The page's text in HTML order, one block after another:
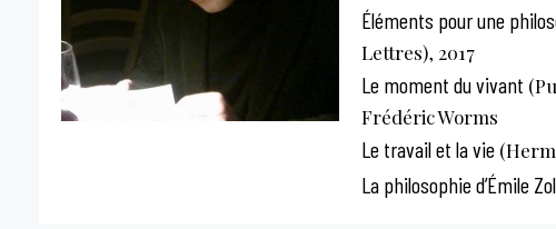
Éléments pour une
Lettres), 2017
Le moment du vivant
Frédéric Worms
Le travail et la vie
La philosophie d’Émile